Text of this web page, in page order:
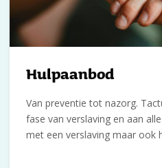
Hulpaanbod
Van preventie tot nazorg.
fase van verslaving en aan
met een verslaving maar ook